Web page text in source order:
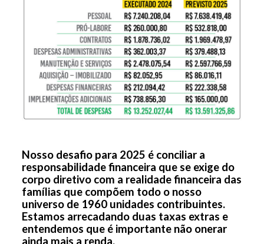
Nosso desafio para 2025 é conciliar a
responsabilidade financeira que se exige do
corpo diretivo com a realidade financeira das
famílias que compõem todo o nosso
universo de 1960 unidades contribuintes.
Estamos arrecadando duas taxas extras e
entendemos que é importante não onerar
ainda mais a renda.